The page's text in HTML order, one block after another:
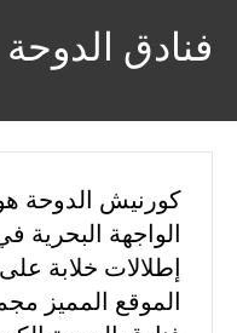
فنادق
كورنيش الدوحة
الواجهة البحرية
إطلالات خلابة
الموقع المميز